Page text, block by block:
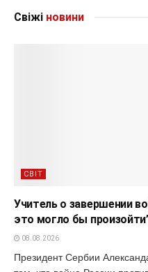
Свіжі новини
СВІТ
Учитель о завершении
это могло бы
08.08.2026
Президент Сербии